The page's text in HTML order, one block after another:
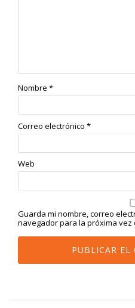
Nombre *
Correo electrónico *
Web
Guarda mi nombre, correo
navegador para la próxima vez